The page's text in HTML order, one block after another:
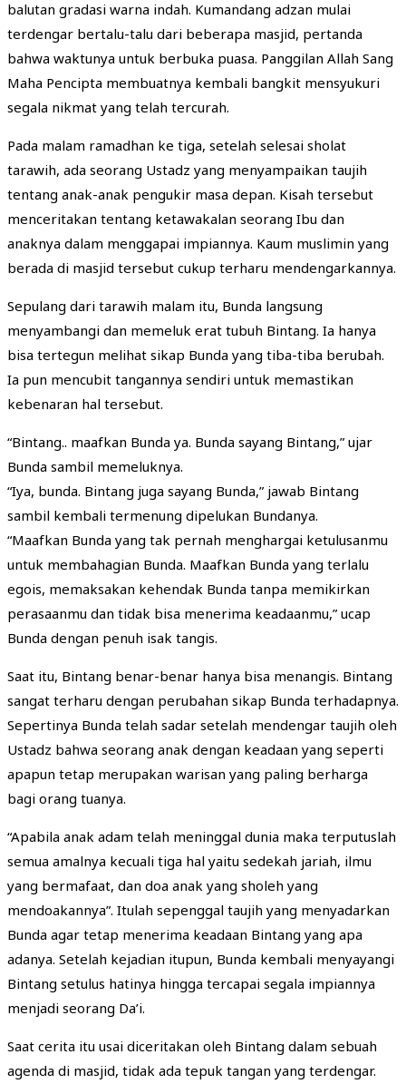
balutan gradasi warna indah. Kumandang adzan mulai
terdengar bertalu-talu dari beberapa masjid, pertanda
bahwa waktunya untuk berbuka puasa. Panggilan Allah Sang
Maha Pencipta membuatnya kembali bangkit mensyukuri
segala nikmat yang telah tercurah.
Pada malam ramadhan ke tiga, setelah selesai sholat
tarawih, ada seorang Ustadz yang menyampaikan taujih
tentang anak-anak pengukir masa depan. Kisah tersebut
menceritakan tentang ketawakalan seorang Ibu dan
anaknya dalam menggapai impiannya. Kaum muslimin yang
berada di masjid tersebut cukup terharu mendengarkannya.
Sepulang dari tarawih malam itu, Bunda langsung
menyambangi dan memeluk erat tubuh Bintang. Ia hanya
bisa tertegun melihat sikap Bunda yang tiba-tiba berubah.
Ia pun mencubit tangannya sendiri untuk memastikan
kebenaran hal tersebut.
“Bintang.. maafkan Bunda ya. Bunda sayang Bintang,” ujar
Bunda sambil memeluknya.
“Iya, bunda. Bintang juga sayang Bunda,” jawab Bintang
sambil kembali termenung dipelukan Bundanya.
“Maafkan Bunda yang tak pernah menghargai ketulusanmu
untuk membahagian Bunda. Maafkan Bunda yang terlalu
egois, memaksakan kehendak Bunda tanpa memikirkan
perasaanmu dan tidak bisa menerima keadaanmu,” ucap
Bunda dengan penuh isak tangis.
Saat itu, Bintang benar-benar hanya bisa menangis. Bintang
sangat terharu dengan perubahan sikap Bunda terhadapnya.
Sepertinya Bunda telah sadar setelah mendengar taujih oleh
Ustadz bahwa seorang anak dengan keadaan yang seperti
apapun tetap merupakan warisan yang paling berharga
bagi orang tuanya.
“Apabila anak adam telah meninggal dunia maka terputuslah
semua amalnya kecuali tiga hal yaitu sedekah jariah, ilmu
yang bermafaat, dan doa anak yang sholeh yang
mendoakannya”. Itulah sepenggal taujih yang menyadarkan
Bunda agar tetap menerima keadaan Bintang yang apa
adanya. Setelah kejadian itupun, Bunda kembali menyayangi
Bintang setulus hatinya hingga tercapai segala impiannya
menjadi seorang Da’i.
Saat cerita itu usai diceritakan oleh Bintang dalam sebuah
agenda di masjid, tidak ada tepuk tangan yang terdengar.